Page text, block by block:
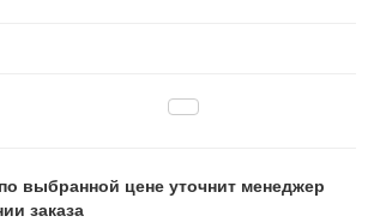
выбранной цене уточнит менеджер
заказа